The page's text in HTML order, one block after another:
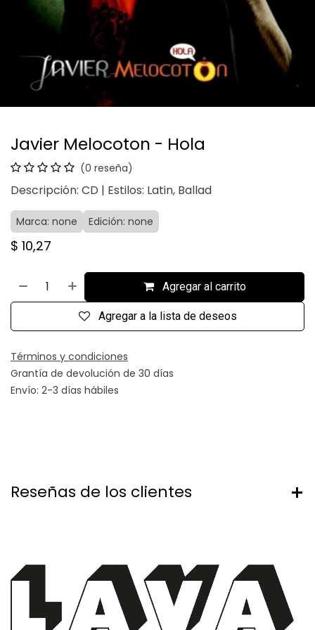
Javier Melocoton - Hola
(0 reseña)
Descripción: CD | Estilos: Latin, Ballad
Marca: none Edición: none
$ 10,27
Agregar al carrito
Agregar a la lista de deseos
Términos y condiciones
Grantía de devolución de 30 días
Envío: 2-3 días hábiles
Reseñas de los clientes